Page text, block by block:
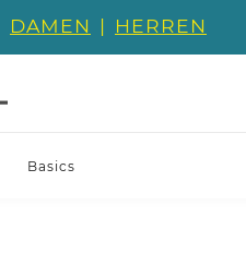
DAMEN | HERREN
Basics